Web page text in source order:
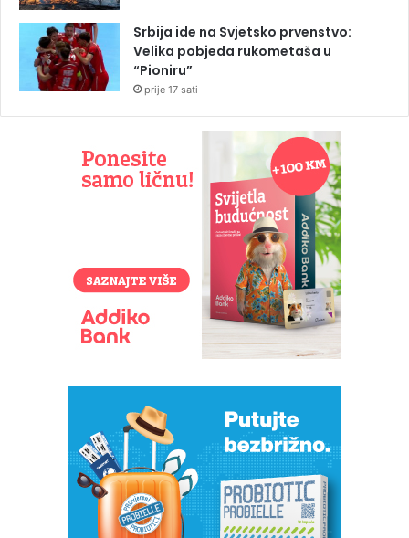
Srbija ide na Svjetsko prvenstvo:
Velika pobjeda rukometaša u
“Pioniru”
prije 17 sati